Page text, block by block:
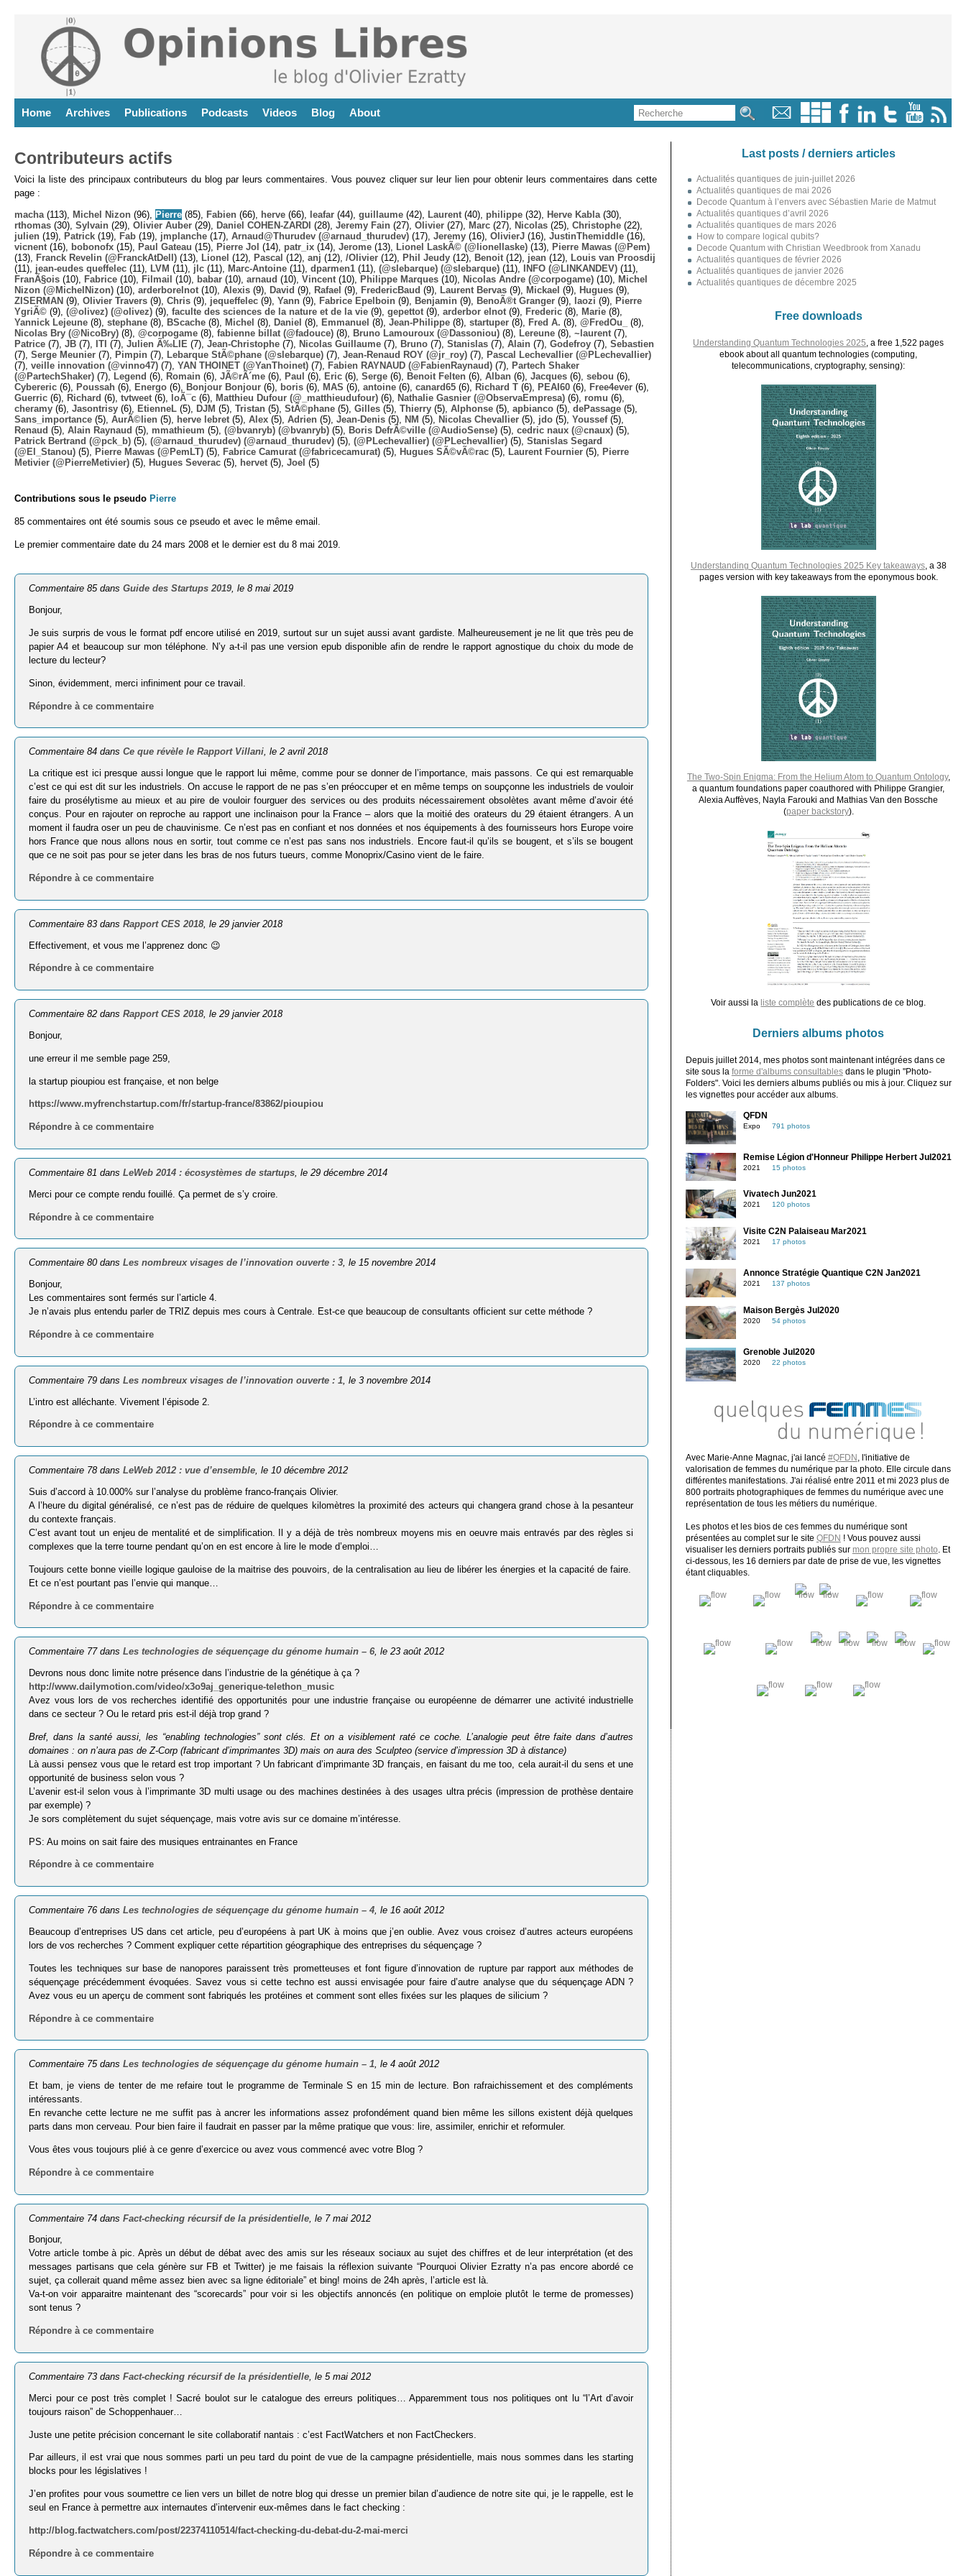
Home Archives Publications Podcasts Videos Blog About
Contributeurs actifs
Voici la liste des principaux contributeurs du blog par leurs commentaires. Vous pouvez cliquer sur leur lien pour obtenir leurs commentaires dans cette
page :
macha (113), Michel Nizon (96), Pierre (85), Fabien (66), herve (66), leafar (44), guillaume (42), Laurent (40), philippe (32), Herve Kabla (30),
rthomas (30), Sylvain (29), Olivier Auber (29), Daniel COHEN-ZARDI (28), Jeremy Fain (27), Olivier (27), Marc (27), Nicolas (25), Christophe (22),
julien (19), Patrick (19), Fab (19), jmplanche (17), Arnaud@Thurudev (@arnaud_thurudev) (17), Jeremy (16), OlivierJ (16), JustinThemiddle (16),
vicnent (16), bobonofx (15), Paul Gateau (15), Pierre Jol (14), patr_ix (14), Jerome (13), Lionel LaskÃ© (@lionellaske) (13),
Pierre Mawas (@Pem)
(13),
Franck Revelin (@FranckAtDell) (13), Lionel (12), Pascal (12), anj (12), /Olivier (12), Phil Jeudy (12), Benoit (12), jean (12),
Louis van Proosdij
(11), jean-eudes queffelec (11), LVM (11), jlc (11), Marc-Antoine (11), dparmen1 (11), (@slebarque) (@slebarque) (11), INFO (@LINKANDEV) (11),
FranÃ§ois (10), Fabrice (10), Filmail (10), babar (10), arnaud (10), Vincent (10), Philippe Marques (10), Nicolas Andre (@corpogame) (10),
Michel
Nizon (@MichelNizon) (10), arderborelnot (10), Alexis (9), David (9), Rafael (9), FredericBaud (9), Laurent Bervas (9), Mickael (9), Hugues (9),
ZISERMAN (9), Olivier Travers (9), Chris (9), jequeffelec (9), Yann (9), Fabrice Epelboin (9), Benjamin (9), BenoÃ®t Granger (9), laozi (9),
Pierre
YgriÃ© (9), (@olivez) (@olivez) (9), faculte des sciences de la nature et de la vie (9), gepettot (9), arderbor elnot (9), Frederic (8), Marie (8),
Yannick Lejeune (8), stephane (8), BScache (8), Michel (8), Daniel (8), Emmanuel (8), Jean-Philippe (8), startuper (8), Fred A. (8), @FredOu_
(8),
Nicolas Bry (@NicoBry) (8), @corpogame (8), fabienne billat (@fadouce) (8), Bruno Lamouroux (@Dassoniou) (8), Lereune (8), ~laurent (7),
Patrice (7), JB (7), ITI (7), Julien Ã‰LIE (7), Jean-Christophe (7), Nicolas Guillaume (7), Bruno (7), Stanislas (7), Alain (7), Godefroy (7), Sebastien
(7), Serge Meunier (7), Pimpin (7), Lebarque StÃ©phane (@slebarque) (7), Jean-Renaud ROY (@jr_roy) (7),
Pascal Lechevallier (@PLechevallier)
(7), veille innovation (@vinno47) (7), YAN THOINET (@YanThoinet) (7), Fabien RAYNAUD (@FabienRaynaud) (7),
Partech Shaker
(@PartechShaker) (7), Legend (6), Romain (6), JÃ©rÃ´me (6), Paul (6), Eric (6), Serge (6), Benoit Felten (6), Alban (6), Jacques (6), sebou (6),
Cybereric (6), Poussah (6), Energo (6), Bonjour Bonjour (6), boris (6), MAS (6), antoine (6), canard65 (6), Richard T (6), PEAI60 (6), Free4ever (6),
Guerric (6), Richard (6), tvtweet (6), loÃ¯c (6), Matthieu Dufour (@_matthieudufour) (6), Nathalie Gasnier (@ObservaEmpresa) (6), romu (6),
cheramy (6), Jasontrisy (6), EtienneL (5), DJM (5), Tristan (5), StÃ©phane (5), Gilles (5), Thierry (5), Alphonse (5), apbianco (5), dePassage (5),
Sans_importance (5), AurÃ©lien (5), herve lebret (5), Alex (5), Adrien (5), Jean-Denis (5), NM (5), Nicolas Chevallier (5), jdo (5), Youssef(5),
Renaud (5), Alain Raynaud (5), mmathieum (5), (@bvanryb) (@bvanryb) (5), Boris DefrÃ©ville (@AudioSense) (5), cedric naux (@cnaux) (5),
Patrick Bertrand (@pck_b) (5), (@arnaud_thurudev) (@arnaud_thurudev) (5), (@PLechevallier) (@PLechevallier) (5), Stanislas Segard
(@El_Stanou) (5), Pierre Mawas (@PemLT) (5), Fabrice Camurat (@fabricecamurat) (5), Hugues SÃ©vÃ©rac (5), Laurent Fournier (5),
Pierre
Metivier (@PierreMetivier) (5), Hugues Severac (5), hervet (5), Joel (5)
Contributions sous le pseudo Pierre
85 commentaires ont été soumis sous ce pseudo et avec le même email.
Le premier commentaire date du 24 mars 2008 et le dernier est du 8 mai 2019.
Commentaire 85 dansGuide des Startups 2019, le 8 mai 2019
Bonjour,
Je suis surpris de vous le format pdf encore utilisé en 2019, surtout sur un sujet aussi avant gardiste. Malheureusement je ne lit que très peu de
papier A4 et beaucoup sur mon téléphone. N’y a-t-il pas une version epub disponible afin de rendre le rapport agnostique du choix du mode de
lecture du lecteur?
Sinon, évidemment, merci infiniment pour ce travail.
Répondre à ce commentaire
Commentaire 84 dansCe que révèle le Rapport Villani, le 2 avril 2018
La critique est ici presque aussi longue que le rapport lui même, comme pour se donner de l’importance, mais passons. Ce qui est remarquable
c’est ce qui est dit sur les industriels. On accuse le rapport de ne pas s’en préoccuper et en même temps on soupçonne les industriels de vouloir
faire du prosélytisme au mieux et au pire de vouloir fourguer des services ou des produits nécessairement obsolètes avant même d’avoir été
conçus. Pour en rajouter on reproche au rapport une inclinaison pour la France – alors que la moitié des orateurs du 29 étaient étrangers. A un
moment il faudra oser un peu de chauvinisme. Ce n’est pas en confiant et nos données et nos équipements à des fournisseurs hors Europe voire
hors France que nous allons nous en sortir, tout comme ce n’est pas sans nos industriels. Encore faut-il qu’ils se bougent, et s’ils se bougent
que ce ne soit pas pour se jeter dans les bras de nos futurs tueurs, comme Monoprix/Casino vient de le faire.
Répondre à ce commentaire
Commentaire 83 dansRapport CES 2018, le 29 janvier 2018
Effectivement, et vous me l’apprenez donc 😉
Répondre à ce commentaire
Commentaire 82 dansRapport CES 2018, le 29 janvier 2018
Bonjour,
une erreur il me semble page 259,
la startup pioupiou est française, et non belge
https://www.myfrenchstartup.com/fr/startup-france/83862/pioupiou
Répondre à ce commentaire
Commentaire 81 dansLeWeb 2014 : écosystèmes de startups , le 29 décembre 2014
Merci pour ce compte rendu fouillé. Ça permet de s’y croire.
Répondre à ce commentaire
Commentaire 80 dansLes nombreux visages de l’innovation ouverte : 3, le 15 novembre 2014
Bonjour,
Les commentaires sont fermés sur l’article 4.
Je n’avais plus entendu parler de TRIZ depuis mes cours à Centrale. Est-ce que beaucoup de consultants officient sur cette méthode ?
Répondre à ce commentaire
Commentaire 79 dansLes nombreux visages de l’innovation ouverte : 1 , le 3 novembre 2014
L’intro est alléchante. Vivement l’épisode 2.
Répondre à ce commentaire
Commentaire 78 dansLeWeb 2012 : vue d’ensemble, le 10 décembre 2012
Suis d’accord à 10.000% sur l’analyse du problème franco-français Olivier.
A l’heure du digital généralisé, ce n’est pas de réduire de quelques kilomètres la proximité des acteurs qui changera grand chose à la pesanteur
du contexte français.
C’est avant tout un enjeu de mentalité et de simplification. Il y a déjà de très nombreux moyens mis en oeuvre mais entravés par des règles si
complexes que la terre tourne pendant qu’on en est encore à lire le mode d’emploi…
Toujours cette bonne vieille logique gauloise de la maitrise des pouvoirs, de la centralisation au lieu de libérer les énergies et la capacité de faire.
Et ce n’est pourtant pas l’envie qui manque…
Répondre à ce commentaire
Commentaire 77 dansLes technologies de séquençage du génome humain – 6, le 23 août 2012
Devrons nous donc limite notre présence dans l’industrie de la génétique à ça ?
http://www.dailymotion.com/video/x3o9aj_generique-telethon_music
Avez vous lors de vos recherches identifié des opportunités pour une industrie française ou européenne de démarrer une activité industrielle
dans ce secteur ? Ou le retard pris est-il déjà trop grand ?
Bref, dans la santé aussi, les “enabling tech­no­lo­gies” sont clés. Et on a visi­ble­ment raté ce coche. L’analogie peut être faite dans d’autres
domaines : on n’aura pas de Z-Corp (fabri­cant d’imprimantes 3D) mais on aura des Sculp­teo (ser­vice d’impression 3D à dis­tance)
Là aussi pensez vous que le retard est trop important ? Un fabricant d’imprimante 3D français, en faisant du me too, cela aurait-il du sens et une
opportunité de business selon vous ?
L’avenir est-il selon vous à l’imprimante 3D multi usage ou des machines destinées à des usages ultra précis (impression de prothèse dentaire
par exemple) ?
Je sors complètement du sujet séquençage, mais votre avis sur ce domaine m’intéresse.
PS: Au moins on sait faire des musiques entrainantes en France
Répondre à ce commentaire
Commentaire 76 dansLes technologies de séquençage du génome humain – 4, le 16 août 2012
Beaucoup d’entreprises US dans cet article, peu d’européens à part UK à moins que j’en oublie. Avez vous croisez d’autres acteurs européens
lors de vos recherches ? Comment expliquer cette répartition géographique des entreprises du séquençage ?
Toutes les techniques sur base de nanopores paraissent très prometteuses et font figure d’innovation de rupture par rapport aux méthodes de
séquençage précédemment évoquées. Savez vous si cette techno est aussi envisagée pour faire d’autre analyse que du séquençage ADN ?
Avez vous eu un aperçu de comment sont fabriqués les protéines et comment sont elles fixées sur les plaques de silicium ?
Répondre à ce commentaire
Commentaire 75 dansLes technologies de séquençage du génome humain – 1, le 4 août 2012
Et bam, je viens de tenter de me refaire tout le programme de Terminale S en 15 min de lecture. Bon rafraichissement et des compléments
intéressants.
En revanche cette lecture ne me suffit pas à ancrer les informations assez profondément quand bien même les sillons existent déjà quelques
parts dans mon cerveau. Pour bien faire il faudrait en passer par la même pratique que vous: lire, assimiler, enrichir et reformuler.
Vous êtes vous toujours plié à ce genre d’exercice ou avez vous commencé avec votre Blog ?
Répondre à ce commentaire
Commentaire 74 dansFact-checking récursif de la présidentielle , le 7 mai 2012
Bonjour,
Votre article tombe à pic. Après un début de débat avec des amis sur les réseaux sociaux au sujet des chiffres et de leur interprétation (et des
messages partisans que cela génère sur FB et Twitter) je me faisais la réflexion suivante “Pourquoi Olivier Ezratty n’a pas encore abordé ce
sujet, ça collerait quand même assez bien avec sa ligne éditoriale” et bing! moins de 24h après, l’article est là.
Va-t-on voir apparaitre maintenant des “scorecards” pour voir si les objectifs annoncés (en politique on emploie plutôt le terme de promesses)
sont tenus ?
Répondre à ce commentaire
Commentaire 73 dansFact-checking récursif de la présidentielle, le 5 mai 2012
Merci pour ce post très complet ! Sacré boulot sur le catalogue des erreurs politiques… Apparemment tous nos politiques ont lu “l’Art d’avoir
toujours raison” de Schoppenhauer…
Juste une petite précision concernant le site collaboratif nantais : c’est FactWatchers et non FactCheckers.
Par ailleurs, il est vrai que nous sommes parti un peu tard du point de vue de la campagne présidentielle, mais nous sommes dans les starting
blocks pour les législatives !
J’en profites pour vous soumettre ce lien vers un billet de notre blog qui dresse un premier bilan d’audience de notre site qui, je le rappelle, est le
seul en France à permettre aux internautes d’intervenir eux-mêmes dans le fact checking :
http://blog.factwatchers.com/post/22374110514/fact-checking-du-debat-du-2-mai-merci
Répondre à ce commentaire
Last posts / derniers articles
Actualités quantiques de juin-juillet 2026
Actualités quantiques de mai 2026
Decode Quantum à l’envers avec Sébastien Marie de Matmut
Actualités quantiques d’avril 2026
Actualités quantiques de mars 2026
How to compare logical qubits?
Decode Quantum with Christian Weedbrook from Xanadu
Actualités quantiques de février 2026
Actualités quantiques de janvier 2026
Actualités quantiques de décembre 2025
Free downloads
Understanding Quantum Technologies 2025 , a free 1,522 pages
ebook about all quantum technologies (computing,
telecommunications, cryptography, sensing):
Understanding Quantum Technologies 2025 Key takeaways, a 38
pages version with key takeaways from the eponymous book.
The Two-Spin Enigma: From the Helium Atom to Quantum Ontology,
a quantum foundations paper coauthored with Philippe Grangier,
Alexia Auffèves, Nayla Farouki and Mathias Van den Bossche
(paper backstory).
Voir aussi la liste complète des publications de ce blog.
Derniers albums photos
Depuis juillet 2014, mes photos sont maintenant intégrées dans ce
site sous la forme d'albums consultablesdans le plugin "Photo-
Folders". Voici les derniers albums publiés ou mis à jour. Cliquez sur
les vignettes pour accéder aux albums.
QFDN
Expo 791 photos
Remise Légion d'Honneur Philippe Herbert Jul2021
2021 15 photos
Vivatech Jun2021
2021 120 photos
Visite C2N Palaiseau Mar2021
2021 17 photos
Annonce Stratégie Quantique C2N Jan2021
2021 137 photos
Maison Bergès Jul2020
2020 54 photos
Grenoble Jul2020
2020 22 photos
Avec Marie-Anne Magnac, j'ai lancé #QFDN
, l'initiative de
valorisation de femmes du numérique par la photo. Elle circule dans
différentes manifestations. J'ai réalisé entre 2011 et mi 2023 plus de
800 portraits photographiques de femmes du numérique avec une
représentation de tous les métiers du numérique.
Les photos et les bios de ces femmes du numérique sont
présentées au complet sur le site QFDN ! Vous pouvez aussi
visualiser les derniers portraits publiés sur mon propre site photo . Et
ci-dessous, les 16 derniers par date de prise de vue, les vignettes
étant cliquables.